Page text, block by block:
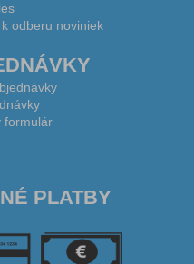
odberu noviniek
formulár
PLATBY